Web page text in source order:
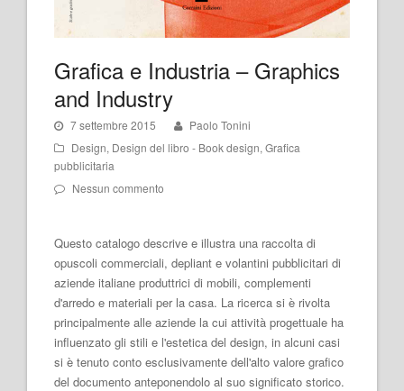
Grafica e Industria – Graphics
and Industry
7 settembre 2015
Paolo Tonini
Design, Design del libro - Book design, Grafica
pubblicitaria
Nessun commento
Questo catalogo descrive e illustra una raccolta di
opuscoli commerciali, depliant e volantini pubblicitari di
aziende italiane produttrici di mobili, complementi
d'arredo e materiali per la casa. La ricerca si è rivolta
principalmente alle aziende la cui attività progettuale ha
influenzato gli stili e l'estetica del design, in alcuni casi
si è tenuto conto esclusivamente dell'alto valore grafico
del documento anteponendolo al suo significato storico.